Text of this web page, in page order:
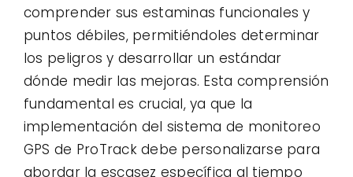
comprender sus estaminas funcionales y
puntos débiles, permitiéndoles determinar
los peligros y desarrollar un estándar
dónde medir las mejoras. Esta comprensión
fundamental es crucial, ya que la
implementación del sistema de monitoreo
GPS de ProTrack debe personalizarse para
abordar la escasez específica al tiempo